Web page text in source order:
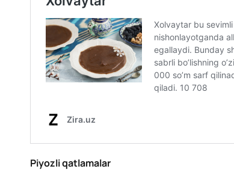
Piyozli qatlamalar